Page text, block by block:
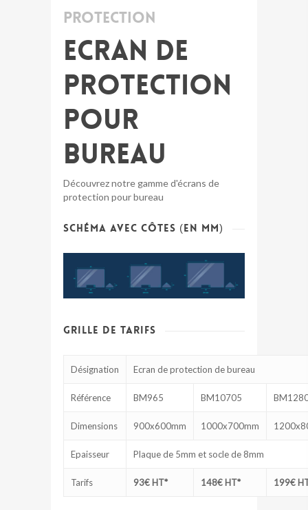
Protection
Ecran de
protection
pour
bureau
Découvrez notre gamme d'écrans de
protection pour bureau
Schéma avec côtes (en mm)
GRILLE DE TARIFS
Désignation Ecran de protection de bureau
Référence BM965 BM10705
Dimensions 900x600mm 1000x700mm
Epaisseur Plaque de 5mm et socle de 8mm
Tarifs 93€ HT* 148€ HT* 199€